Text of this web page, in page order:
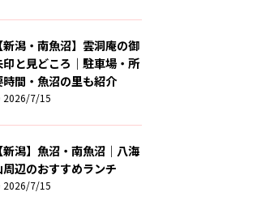
【新潟・南魚沼】雲洞庵の御
印と見どころ｜駐車場・所
時間・魚沼の里も紹介
2026/7/15
【新潟】魚沼・南魚沼｜八海
周辺のおすすめランチ
2026/7/15